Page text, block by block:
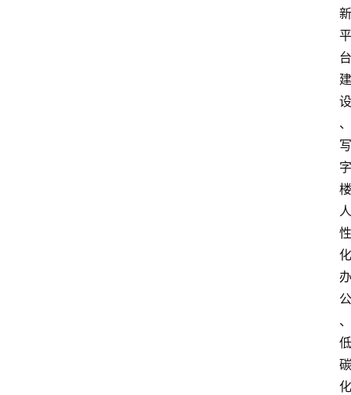
新
平
台
建
设
、
写
字
楼
人
性
化
办
公
、
低
碳
化